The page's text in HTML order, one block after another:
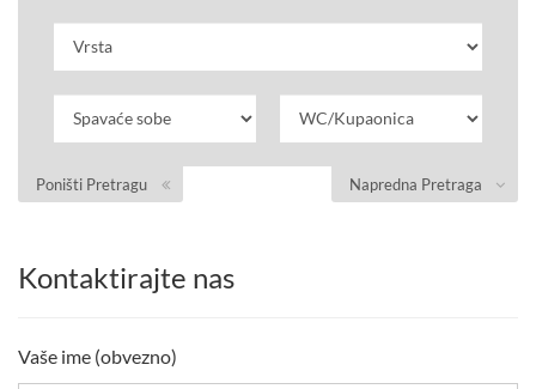
Napredna Pretraga
Poništi Pretragu
Kontaktirajte nas
Vaše ime (obvezno)